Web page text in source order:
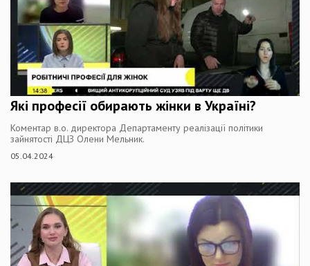
Які професії обирають жінки в Україні?
Коментар в.о. директора Департаменту реалізації політики
зайнятості ДЦЗ Олени Мельник.
05.04.2024